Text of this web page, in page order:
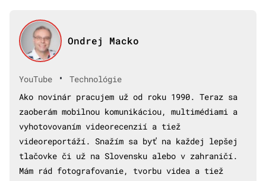
Ondrej Macko
YouTube •
Technológie
Ako novinár pracujem už od roku 1990. Teraz sa
zaoberám mobilnou komunikáciou, multimédiami a
vyhotovovaním videorecenzií a tiež
videoreportáží. Snažím sa byť na každej lepšej
tlačovke či už na Slovensku alebo v zahraničí.
Mám rád fotografovanie, tvorbu videa a tiež